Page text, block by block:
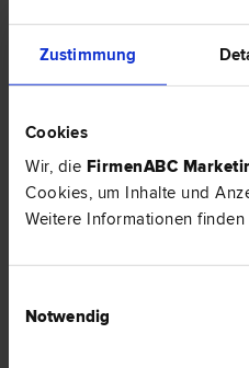
Zustimmung
Cookies
Wir, die FirmenABC
Cookies, um Inhalte und
Weitere Informationen finden
Notwendig2 Notare -